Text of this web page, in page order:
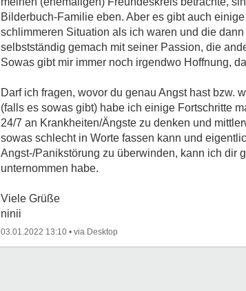
Bilderbuch-Familie eben. Aber es gibt auch
schlimmeren Situation als ich waren und die
selbstständig gemach mit seiner Passion, die
Sowas gibt mir immer noch irgendwo Hoffnung,
Darf ich fragen, wovor du genau Angst hast bzw.
(falls es sowas gibt) habe ich einige Fortschritte
24/7 an Krankheiten/Ängste zu denken und
sowas schlecht in Worte fassen kann und
Angst-/Panikstörung zu überwinden, kann ich dir
unternommen habe.
Viele Grüße
ninii
03.01.2022 13:10 •